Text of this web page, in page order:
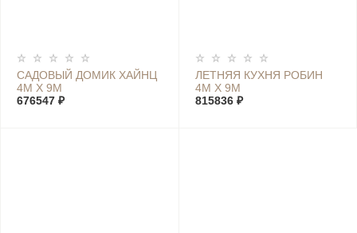
САДОВЫЙ ДОМИК ХАЙНЦ
4М Х 9М
676547 ₽
ЛЕТНЯЯ КУХНЯ РОБИН
4М Х 9М
815836 ₽